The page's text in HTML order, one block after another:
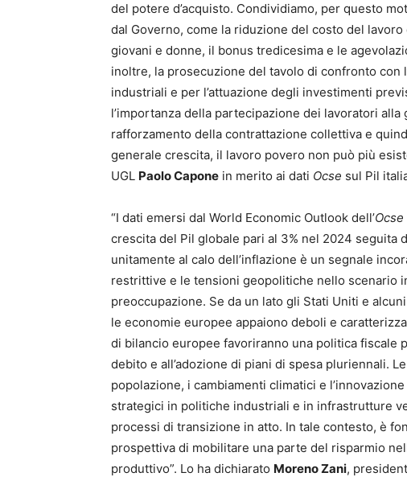
del potere d’acquisto. Condividiamo, per questo
dal Governo, come la riduzione del costo del
giovani e donne, il bonus tredicesima e le
inoltre, la prosecuzione del tavolo di confronto con
industriali e per l’attuazione degli investimenti
l’importanza della partecipazione dei lavoratori
rafforzamento della contrattazione collettiva e
generale crescita, il lavoro povero non può più
UGL Paolo Capone in merito ai dati Ocse sul Pil
“I dati emersi dal World Economic Outlook dell’Ocse
crescita del Pil globale pari al 3% nel 2024 seguita
unitamente al calo dell’inflazione è un segnale
restrittive e le tensioni geopolitiche nello scenario
preoccupazione. Se da un lato gli Stati Uniti e
le economie europee appaiono deboli e
di bilancio europee favoriranno una politica fiscale
debito e all’adozione di piani di spesa pluriennali.
popolazione, i cambiamenti climatici e
strategici in politiche industriali e in infrastrutture
processi di transizione in atto. In tale contesto, è
prospettiva di mobilitare una parte del risparmio
produttivo”. Lo ha dichiarato Moreno Zani,